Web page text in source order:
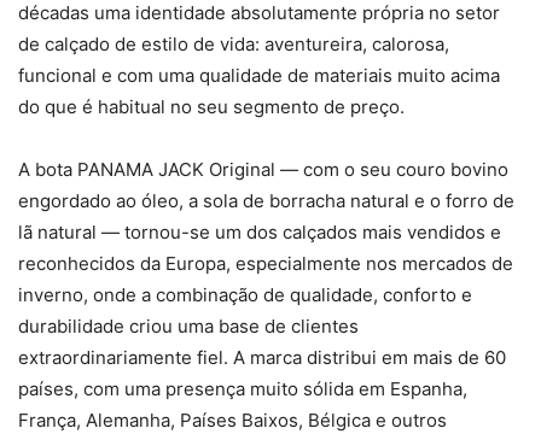
décadas uma identidade absolutamente própria no setor
de calçado de estilo de vida: aventureira, calorosa,
funcional e com uma qualidade de materiais muito acima
do que é habitual no seu segmento de preço.
A bota PANAMA JACK Original — com o seu couro bovino
engordado ao óleo, a sola de borracha natural e o forro de
lã natural — tornou-se um dos calçados mais vendidos e
reconhecidos da Europa, especialmente nos mercados de
inverno, onde a combinação de qualidade, conforto e
durabilidade criou uma base de clientes
extraordinariamente fiel. A marca distribui em mais de 60
países, com uma presença muito sólida em Espanha,
França, Alemanha, Países Baixos, Bélgica e outros